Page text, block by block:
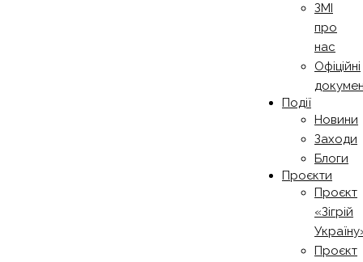
ЗМІ
про
нас
Офіційні
Події
Новини
Заходи
Блоги
Проєкти
Проєкт
«Зігрій
Проєкт